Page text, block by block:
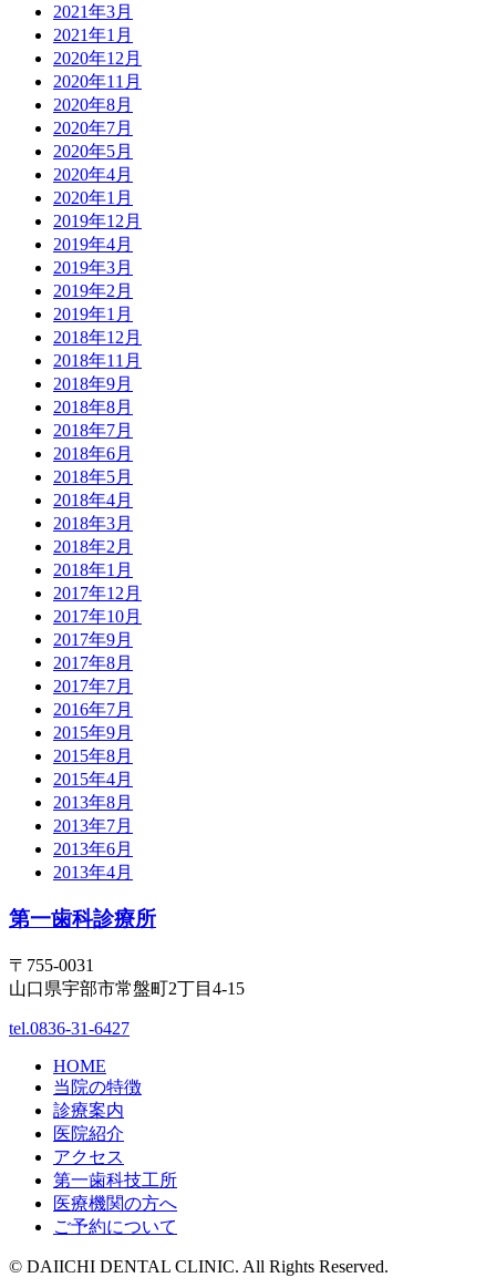
2021年3月
2021年1月
2020年12月
2020年11月
2020年8月
2020年7月
2020年5月
2020年4月
2020年1月
2019年12月
2019年4月
2019年3月
2019年2月
2019年1月
2018年12月
2018年11月
2018年9月
2018年8月
2018年7月
2018年6月
2018年5月
2018年4月
2018年3月
2018年2月
2018年1月
2017年12月
2017年10月
2017年9月
2017年8月
2017年7月
2016年7月
2015年9月
2015年8月
2015年4月
2013年8月
2013年7月
2013年6月
2013年4月
第一歯科診療所
〒755-0031
山口県宇部市常盤町2丁目4-15
tel.0836-31-6427
HOME
当院の特徴
診療案内
医院紹介
アクセス
第一歯科技工所
医療機関の方へ
ご予約について
© DAIICHI DENTAL CLINIC. All Rights Reserved.